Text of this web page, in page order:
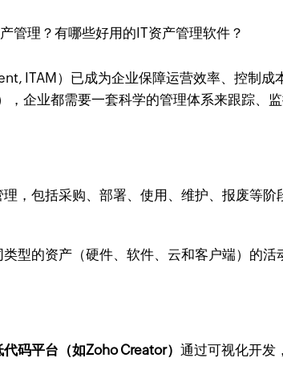
ITAM）已成为企业保障运营效率、控制
企业都需要一套科学的管理体系来跟踪、
，包括采购、部署、使用、维护、报废等
型的资产（硬件、软件、云和客户端）的
代码平台（如Zoho Creator）通过可视化开发